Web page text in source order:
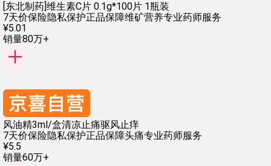
[东北制药]维生素C片 0.1g*100片 1瓶装
7天价保险隐私保护正品保障维矿营养专业药师服务
¥5.01
销量80万+
风油精3ml/盒清凉止痛驱风止痒
7天价保险隐私保护正品保障头痛专业药师服务
¥5.5
销量60万+